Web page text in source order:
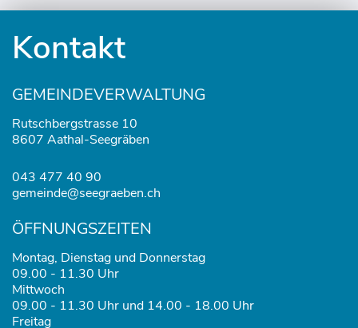
Kontakt
GEMEINDEVERWALTUNG
Rutschbergstrasse 10
8607 Aathal-Seegräben
043 477 40 90
gemeinde@seegraeben.ch
ÖFFNUNGSZEITEN
Montag, Dienstag und Donnerstag
09.00 - 11.30 Uhr
Mittwoch
09.00 - 11.30 Uhr und 14.00 - 18.00 Uhr
Freitag